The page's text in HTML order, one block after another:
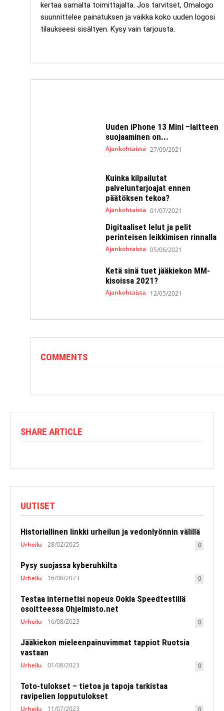
kertaa samalta toimittajalta. Jos tarvitset, Omalogo
suunnittelee painatuksen ja vaikka koko uuden logosi
tilaukseesi sisältyen. Kysy vain tarjousta.
Uuden iPhone 13 Mini –laitteen
suojaaminen on...
Ajankohtaista 27/09/2021
Kuinka kilpailutat
palveluntarjoajat ennen
päätöksen tekoa?
Ajankohtaista 01/07/2021
Digitaaliset lelut ja pelit
perinteisen leikkimisen rinnalla
Ajankohtaista 05/06/2021
Ketä sinä tuet jääkiekon MM-
kisoissa 2021?
Ajankohtaista 12/05/2021
COMMENTS
SHARE ARTICLE
UUTISET
Historiallinen linkki urheilun ja vedonlyönnin välillä
Urheilu 28/02/2025 0
Pysy suojassa kyberuhkilta
Urheilu 16/08/2023 0
Testaa internetisi nopeus Ookla Speedtestillä
osoitteessa Ohjelmisto.net
Urheilu 16/08/2023 0
Jääkiekon mieleenpainuvimmat tappiot Ruotsia
vastaan
Urheilu 01/08/2023 0
Toto-tulokset – tietoa ja tapoja tarkistaa
ravipelien lopputulokset
Urheilu 11/07/2023 0